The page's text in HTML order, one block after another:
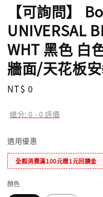
【可詢問】
UNIVERSAL
WHT 黑色 白
牆面/天花板
Regular
NT$ 0
總分:0 -0評價
適用優惠
全館消費滿100元贈1元回饋金
顏色